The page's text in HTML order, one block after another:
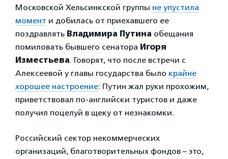
Московской Хельсинкской группы не упустила
момент и добилась от приехавшего ее
поздравлять Владимира Путина обещания
помиловать бывшего сенатора Игоря
Изместьева. Говорят, что после встречи с
Алексеевой у главы государства было крайне
хорошее настроение: Путин жал руки прохожим,
приветствовал по-английски туристов и даже
получил поцелуй в щеку от незнакомки.
Российский сектор некоммерческих
организаций, благотворительных фондов – это,